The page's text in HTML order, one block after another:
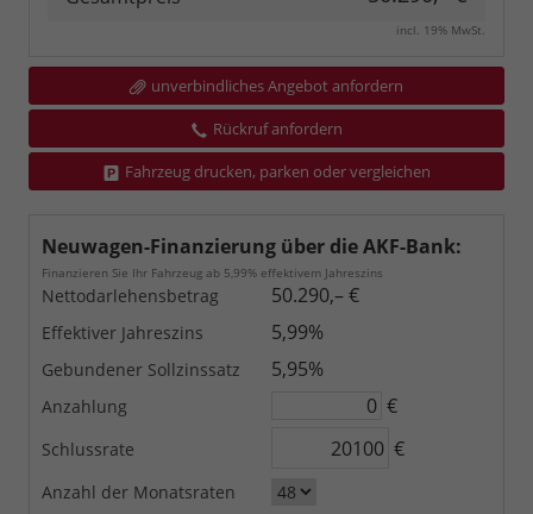
incl. 19% MwSt.
unverbindliches Angebot anfordern
Rückruf anfordern
Fahrzeug drucken, parken oder vergleichen
Neuwagen-Finanzierung über die AKF-Bank:
Finanzieren Sie Ihr Fahrzeug ab 5,99% effektivem Jahreszins
Nettodarlehensbetrag 50.290,– €
Effektiver Jahreszins 5,99%
Gebundener Sollzinssatz 5,95%
Anzahlung €
Schlussrate €
Anzahl der Monatsraten